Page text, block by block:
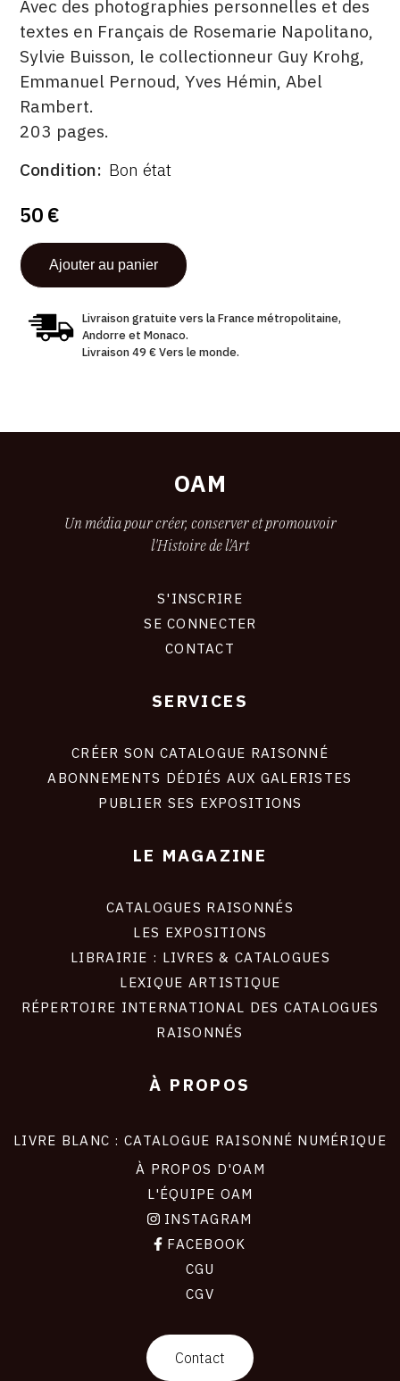
Avec des photographies personnelles et des
textes en Français de Rosemarie Napolitano,
Sylvie Buisson, le collectionneur Guy Krohg,
Emmanuel Pernoud, Yves Hémin, Abel
Rambert.
203 pages.
ÉDITÉ
FORMAT
ÉTAT
Condition Bon état
50 €
Livraison gratuite vers la France métropolitaine,
Andorre et Monaco.
Livraison 49 € Vers le monde.
OAM
Un média pour créer, conserver et promouvoir
l'Histoire de l'Art
S'INSCRIRE
SE CONNECTER
CONTACT
SERVICES
CRÉER SON CATALOGUE RAISONNÉ
ABONNEMENTS DÉDIÉS AUX GALERISTES
PUBLIER SES EXPOSITIONS
LE MAGAZINE
CATALOGUES RAISONNÉS
LES EXPOSITIONS
LIBRAIRIE : LIVRES & CATALOGUES
LEXIQUE ARTISTIQUE
RÉPERTOIRE INTERNATIONAL DES CATALOGUES
RAISONNÉS
À PROPOS
LIVRE BLANC : CATALOGUE RAISONNÉ NUMÉRIQUE
À PROPOS D'OAM
L'ÉQUIPE OAM
INSTAGRAM
FACEBOOK
CGU
CGV
Contact